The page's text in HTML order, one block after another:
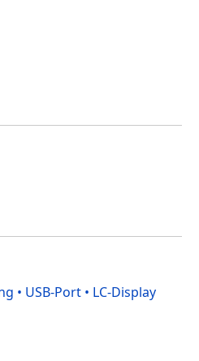
• USB-Port • LC-Display